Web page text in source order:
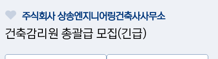
주식회사 상송엔지니어링건축사사무소
건축감리원 총괄급 모집(긴급)